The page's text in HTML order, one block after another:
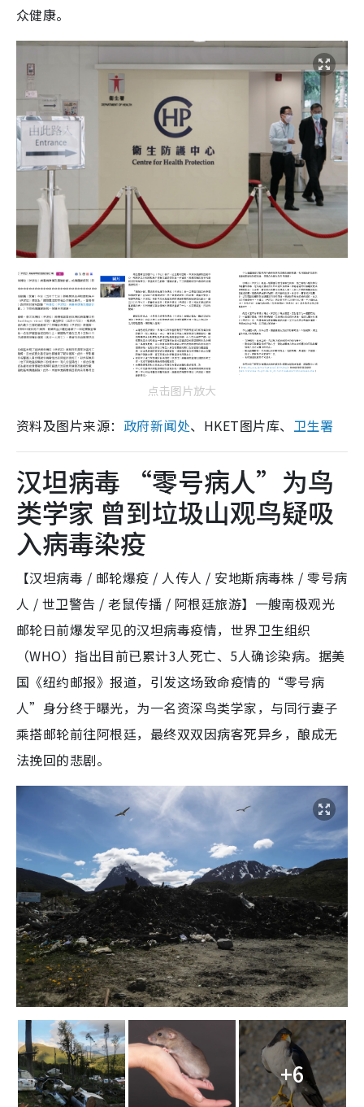
众健康。
点击图片放大
资料及图片来源： 政府新闻处、HKET图片库、 卫生署
汉坦病毒 “零号病人”为鸟
类学家 曾到垃圾山观鸟疑吸
入病毒染疫
【汉坦病毒 / 邮轮爆疫 / 人传人 / 安地斯病毒株 / 零号病
人 / 世卫警告 / 老鼠传播 / 阿根廷旅游】一艘南极观光
邮轮日前爆发罕见的汉坦病毒疫情，世界卫生组织
（WHO）指出目前已累计3人死亡、5人确诊染病。据美
国《纽约邮报》报道，引发这场致命疫情的“零号病
人”身分终于曝光，为一名资深鸟类学家，与同行妻子
乘搭邮轮前往阿根廷，最终双双因病客死异乡，酿成无
法挽回的悲剧。
+6